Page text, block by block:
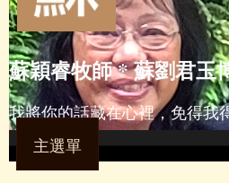
蘇穎睿牧師 * 蘇劉君玉
我將你的話藏在心裡，免得我
主選單